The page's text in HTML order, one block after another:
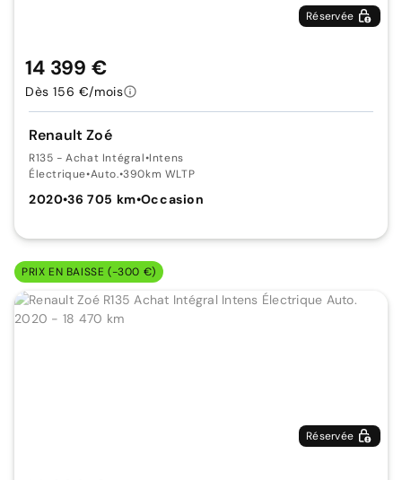
Réservée
Renault Zoé
R135 - Achat Intégral•Intens
Électrique•Auto.•390km WLTP
2020•36 705 km•Occasion
14 399 €
Dès 156 €/mois
PRIX EN BAISSE (-300 €)
Réservée